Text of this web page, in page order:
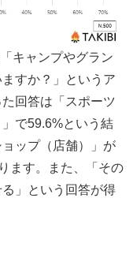
キャンプやグラン
すか？」というア
回答は「スポーツ
で59.6%という結
ップ（店舗）」が
ます。また、「その
」という回答が得